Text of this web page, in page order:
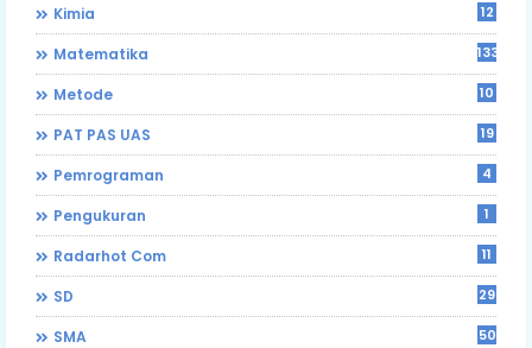
Kimia 12
Matematika 133
Metode 10
PAT PAS UAS 19
Pemrograman 4
Pengukuran 1
Radarhot Com 11
SD 29
SMA 50